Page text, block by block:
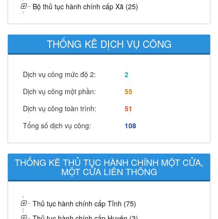
Bộ thủ tục hành chính cấp Xã (25)
THỐNG KÊ DỊCH VỤ CÔNG
Dịch vụ công mức độ 2:
2
Dịch vụ công một phần:
55
Dịch vụ công toàn trình:
51
Tổng số dịch vụ công:
108
THỐNG KÊ THỦ TỤC HÀNH CHÍNH MỘT CỬA,
MỘT CỬA LIÊN THÔNG
Thủ tục hành chính cấp Tỉnh (75)